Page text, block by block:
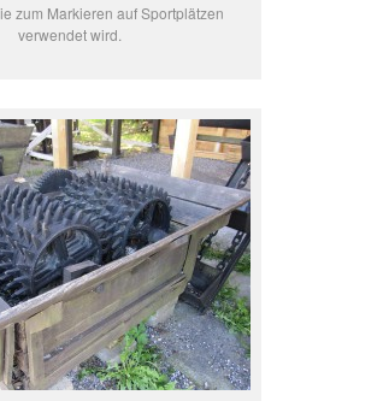
zum Markieren auf Sportplätzen
verwendet wird.